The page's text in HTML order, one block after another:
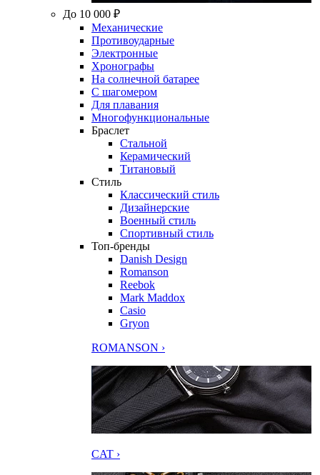
До 10 000 ₽
Механические
Противоударные
Электронные
Хронографы
На солнечной батарее
С шагомером
Для плавания
Многофункциональные
Браслет
Стальной
Керамический
Титановый
Стиль
Классический стиль
Дизайнерские
Военный стиль
Спортивный стиль
Топ-бренды
Danish Design
Romanson
Reebok
Mark Maddox
Casio
Gryon
ROMANSON ›
CAT ›